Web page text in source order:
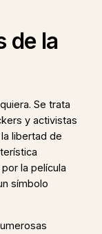
de la
Se trata
y activistas
libertad de
la película
símbolo